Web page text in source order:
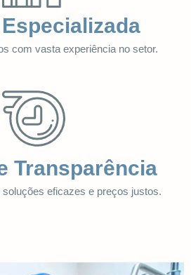
com vasta experiência no setor.
Transparência
eficazes e preços justos.